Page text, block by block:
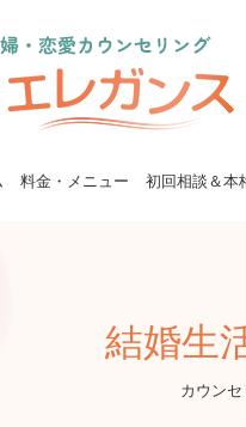
料金・メニュー 初回相談＆本
結婚生
カウン